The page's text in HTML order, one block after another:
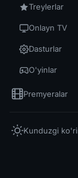
Treylerlar
Onlayn TV
Dasturlar
O'yinlar
Premyeralar
Kunduzgi